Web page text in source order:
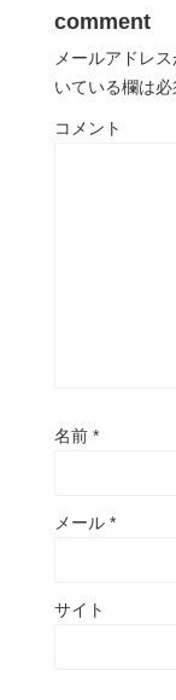
comment
メールアドレ
いている欄は
コメント
名前 *
メール *
サイト